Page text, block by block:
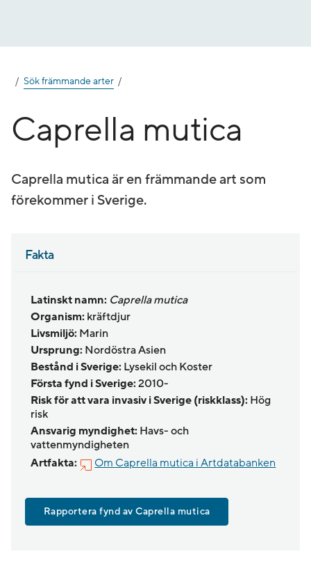
Sök främmande arter
Caprella mutica
Caprella mutica är en främmande art som
förekommer i Sverige.
Fakta
Latinskt namn: Caprella mutica
Organism: kräftdjur
Livsmiljö: Marin
Ursprung: Nordöstra Asien
Bestånd i Sverige: Lysekil och Koster
Första fynd i Sverige:2010-
Risk för att vara invasiv i Sverige (riskklass): Hög
risk
Ansvarig myndighet: Havs- och
vattenmyndigheten
Artfakta:
Om Caprella mutica i Artdatabanken
Rapportera fynd av Caprella mutica